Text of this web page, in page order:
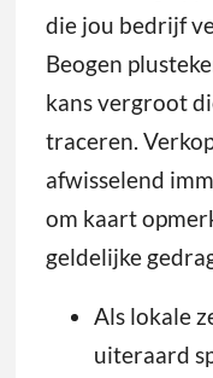
die jou bedrijf
Beogen
kans vergroot
traceren.
afwisselend
om kaart
geldelijke
Als lokale
uiteraard